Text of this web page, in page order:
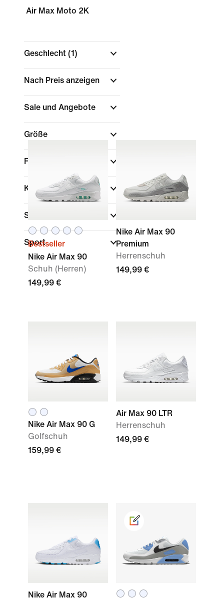
Air Max Moto 2K
Geschlecht (1)
Nach Preis anzeigen
Sale und Angebote
Größe
Farbe
Kollektionen
Schuhhöhe
Sport
Bestseller
Nike Air Max 90
Schuh (Herren)
149,99 €
Nike Air Max 90
Premium
Herrenschuh
149,99 €
Nike Air Max 90 G
Golfschuh
159,99 €
Air Max 90 LTR
Herrenschuh
149,99 €
Nike Air Max 90